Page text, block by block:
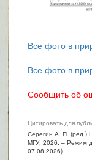
Все фото в
Все фото в
Сообщить об
Цитировать для
Серегин А. П. (ред.)
МГУ, 2026. – Режим
07.08.2026)